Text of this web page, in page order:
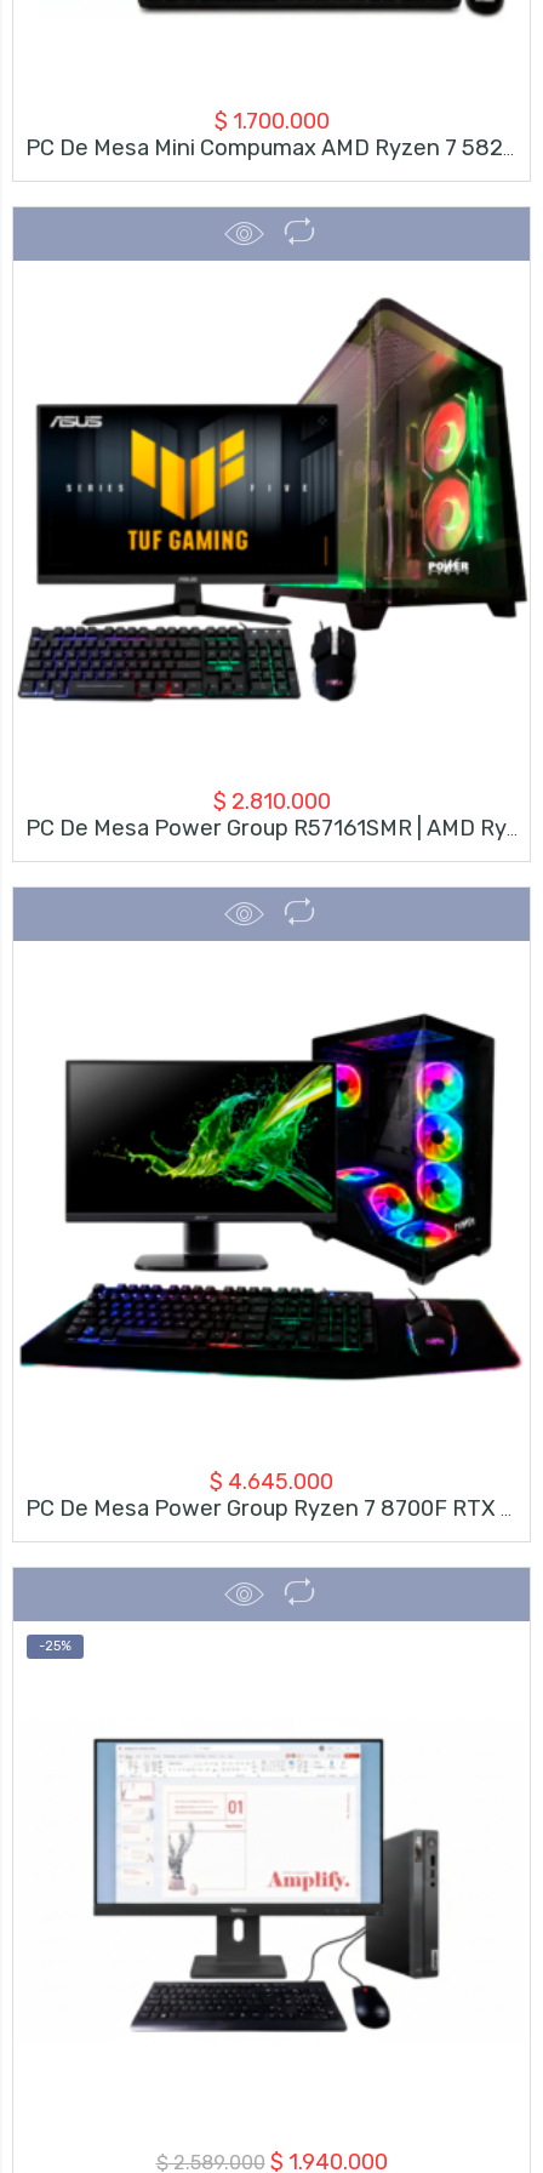
$ 1.700.000
PC De Mesa Mini Compumax AMD Ryzen 7 5825U | 8GB RAM | SSD 500GB + Monitor Compumax 23.8″ FHD 120Hz + Teclado Y Mouse
$ 2.810.000
PC De Mesa Power Group R57161SMR | AMD Ryzen 7 5700G | 16GB RAM RGB | SSD 1TB | Monitor Asus 23.8″ FHD 146Hz | Teclado + Mouse + Kaspersky
$ 4.645.000
PC De Mesa Power Group Ryzen 7 8700F RTX 5060 | Combo Monitor Acer 24″
-25%
$2.589.000 El
$ 1.940.000El